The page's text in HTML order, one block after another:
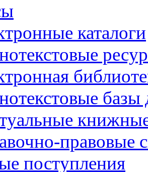
каталоги
правовые
поступления